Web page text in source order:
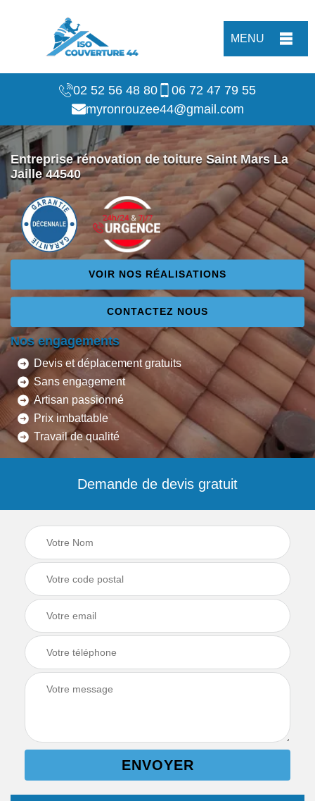
MENU
02 52 56 48 80
06 72 47 79 55
myronrouzee44@gmail.com
Entreprise rénovation de toiture Saint Mars La
Jaille 44540
VOIR NOS RÉALISATIONS
CONTACTEZ NOUS
Nos engagements
Devis et déplacement gratuits
Sans engagement
Artisan passionné
Prix imbattable
Travail de qualité
Demande de devis gratuit